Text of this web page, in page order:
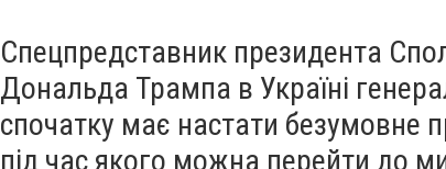
Спецпредставник президента
Дональда Трампа в Україні
спочатку має настати безумовне
під час якого можна перейти до